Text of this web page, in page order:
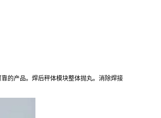
的产品。焊后秤体模块整体抛丸。消除焊接